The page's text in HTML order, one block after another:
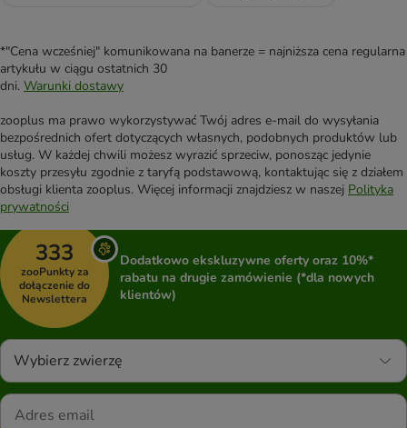
*"Cena wcześniej" komunikowana na banerze = najniższa cena regularna
artykułu w ciągu ostatnich 30
dni. Warunki dostawy
zooplus ma prawo wykorzystywać Twój adres e-mail do wysyłania
bezpośrednich ofert dotyczących własnych, podobnych produktów lub
usług. W każdej chwili możesz wyrazić sprzeciw, ponosząc jedynie
koszty przesyłu zgodnie z taryfą podstawową, kontaktując się z działem
obsługi klienta zooplus. Więcej informacji znajdziesz w naszej Polityka
prywatności
333
zooPunkty za
dołączenie do
Newslettera
Dodatkowo ekskluzywne oferty oraz 10%*
rabatu na drugie zamówienie (*dla nowych
klientów)
Wybierz zwierzę